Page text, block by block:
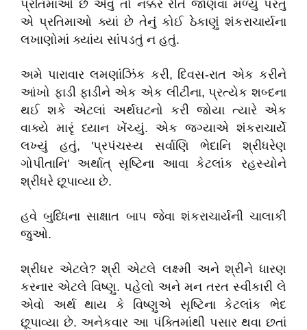
પ્રતિમાઓ છે એવું તો નક્કર રીતે જાણવા મળ્યું પરંતુ
એ પ્રતિમાઓ ક્યાં છે તેનું કોઈ ઠેકાણું શંકરાચાર્યના
લખાણોમાં ક્યાંય સાંપડતું ન હતું.
અમે પારાવાર લમણાંઝિંક કરી, દિવસ-રાત એક કરીને
આંખો ફાડી ફાડીને એક એક લીટીના,પ્રત્યેક શબ્દના
થઈ
શકે એટલાં અર્થઘટનો કરી જોયા ત્યારે એક
વાક્યે મારૃં ધ્યાન ખેંચ્યું. એક જગ્યાએ શંકરાચાર્યે
લખ્યું
હતું, 'પ્રપંચસ્ય સર્વાણિ ભેદાનિ
શ્રીધરેણ
ગોપીતાનિ' અર્થાત્ સૃષ્ટિના આવા કેટલાંક
રહસ્યોને
શ્રીધરે છૂપાવ્યા છે.
હવે બુધ્ધિના સાક્ષાત બાપ જેવા શંકરાચાર્યની ચાલાકી
જુઓ.
શ્રીધર એટલે?શ્રી એટલે લક્ષ્મી અને શ્રીને ધારણ
કરનાર એટલે વિષ્ણુ. પહેલો અને મન તરત સ્વીકારી લે
એવો
અર્થ થાય કે વિષ્ણુએ સૃષ્ટિના કેટલાંક
ભેદ
છૂપાવ્યા છે.અનેકવાર આ પંક્તિમાંથી પસાર થવા છતાં